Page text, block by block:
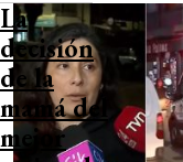
La
decisión
de la
mamá del
mejor